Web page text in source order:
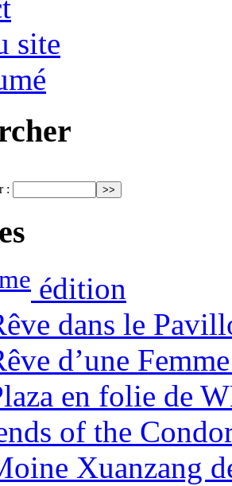
site
:
édition
dans le
d’une
en folie de
of the
Xuanzang